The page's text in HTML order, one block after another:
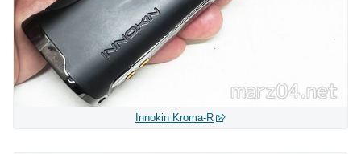
Innokin Kroma-R